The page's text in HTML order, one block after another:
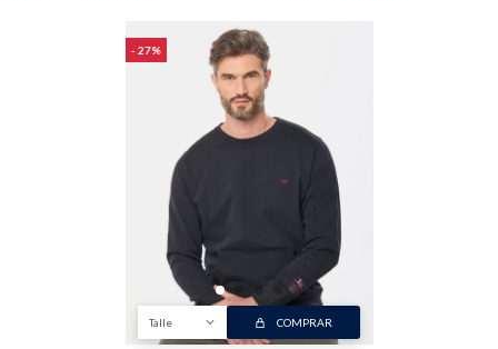
27
Talle COMPRAR
Trajes
Calzado